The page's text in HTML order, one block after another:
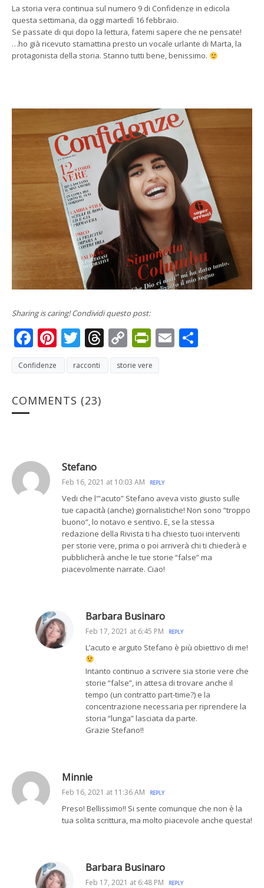
La storia vera continua sul numero 9 di Confidenze in edicola
questa settimana, da oggi martedì 16 febbraio.
Se passate di qui dopo la lettura, fatemi sapere che ne pensate!
…ho già ricevuto stamattina presto un vocale urlante di Marta, la
protagonista della storia. Stanno tutti bene, benissimo.
Sharing is caring! Condividi questo post:
Facebook
Pinterest
Twitter
Threads
Copy
Link
PrintFriendly
Email
Confidenze racconti storie vere
COMMENTS (23)
Stefano
Feb 16, 2021 at 10:03 AM REPLY
Vedi che l'”acuto” Stefano aveva visto giusto sulle
tue capacità (anche) giornalistiche! Non sono “troppo
buono”, lo notavo e sentivo. E, se la stessa
redazione della Rivista ti ha chiesto tuoi interventi
per storie vere, prima o poi arriverà chi ti chiederà e
pubblicherà anche le tue storie “false” ma
piacevolmente narrate. Ciao!
Barbara Businaro
Feb 17, 2021 at 6:45 PM REPLY
L’acuto e arguto Stefano è più obiettivo di me!
Intanto continuo a scrivere sia storie vere che
storie “false”, in attesa di trovare anche il
tempo (un contratto part-time?) e la
concentrazione necessaria per riprendere la
storia “lunga” lasciata da parte.
Grazie Stefano!!
Minnie
Feb 16, 2021 at 11:36 AM REPLY
Preso! Bellissimo!! Si sente comunque che non è la
tua solita scrittura, ma molto piacevole anche questa!
Barbara Businaro
Feb 17, 2021 at 6:48 PM REPLY